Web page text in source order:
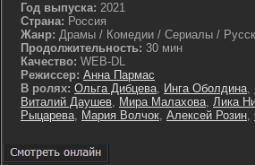
Год выпуска: 2021
Страна: Россия
Жанр: Драмы / Комедии / Сериалы /
Продолжительность: 30 мин
Качество: WEB-DL
Режиссер: Анна Пармас
В ролях: Ольга Дибцева, Инга Оболдина,
Виталий Даушев, Мира Малахова, Лика
Рыцарева, Мария Волчок, Алексей Розин,